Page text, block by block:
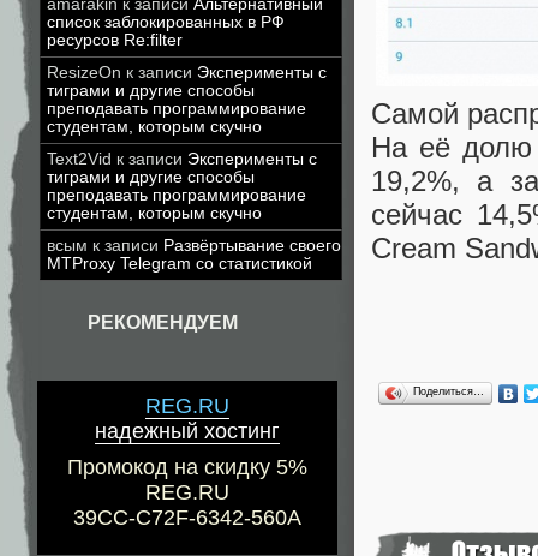
amarakin к записи Альтернативный
список заблокированных в РФ
ресурсов Re:filter
ResizeOn к записи Эксперименты с
тиграми и другие способы
преподавать программирование
студентам, которым скучно
Text2Vid к записи Эксперименты с
тиграми и другие способы
преподавать программирование
студентам, которым скучно
всым к записи Развёртывание своего
MTProxy Telegram со статистикой
РЕКОМЕНДУЕМ
REG.RU
надежный хостинг
Промокод на скидку 5%
REG.RU
39CC-C72F-6342-560A
Самой
На её долю
19,2%, а
сейчас
Cream
Поделиться…